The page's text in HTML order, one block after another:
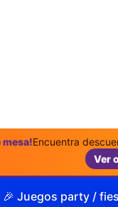
mesa!Encuentra
Ver
🎉 Juegos party /